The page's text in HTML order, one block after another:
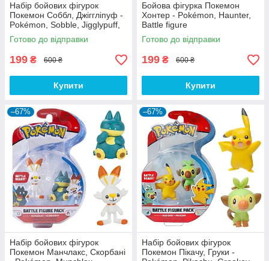
Набір бойових фігурок
Покемон Соббл, Джіггліпуф -
Pokémon, Sobble, Jigglypuff,
Battle figure pack
Готово до відправки
199 ₴ 600 ₴
Купити
Бойова фігурка Покемон
Хонтер - Pokémon, Haunter,
Battle figure
Готово до відправки
199 ₴ 600 ₴
Купити
–67%
Набір бойових фігурок
Покемон Манчлакс, Скорбані
–67%
Набір бойових фігурок
Покемон Пікачу, Груки -